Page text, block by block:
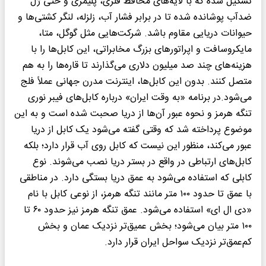
ضدآب پوشانده شده تا در برابر فشار آب، زلزله، لنگر کشتی‌ها و
حیوانات دریایی مقاوم باشد. شرکت‌هایی مثل گوگل، متا،
مایکروسافت و اپراتورهای بزرگ مخابراتی، این کابل‌ها را با
هزینه‌های چند صد میلیون دلاری می‌گذارند تا قاره‌ها را به هم
متصل کنند. بدون این کابل‌ها، اینترنت مدرن جهانی عملاً فلج
می‌شود.در برنامه «به وقت ایران» درباره کابل‌های فیبر نوری
تنگه هرمز و نحوه عبور آن‌ها از دریا صحبت شده است و به این
موضوع پرداخته شد که وقتی گفته می‌شود یک کابل از دریا
عبور می‌کند، منظور این نیست که کابل روی آب قرار دارد؛ بلکه
کابل‌های ارتباطی در واقع در بستر دریا نصب می‌شوند. نوع
کابلی که استفاده می‌شود به عمق دریا بستگی دارد. در مناطقی
با عمق تا حدود ۱۰۰ متر مانند تنگه هرمز، از نوعی کابل با نام
«دی ال ای» استفاده می‌شود. عمق تنگه هرمز نیز حدود ۶۰ تا
۱۰۰ متر بیان می‌شود؛ بخش عمیق‌تر نزدیک عمان و بخش
کم‌عمق‌تر نزدیک سواحل ایران قرار دارد.